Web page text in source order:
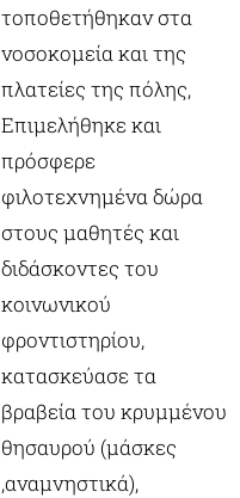
τοποθετήθηκαν στα
νοσοκομεία και της
πλατείες της πόλης,
Επιμελήθηκε και
πρόσφερε
φιλοτεχνημένα δώρα
στους μαθητές και
διδάσκοντες του
κοινωνικού
φροντιστηρίου,
κατασκεύασε τα
βραβεία του κρυμμένου
θησαυρού (μάσκες
,αναμνηστικά),